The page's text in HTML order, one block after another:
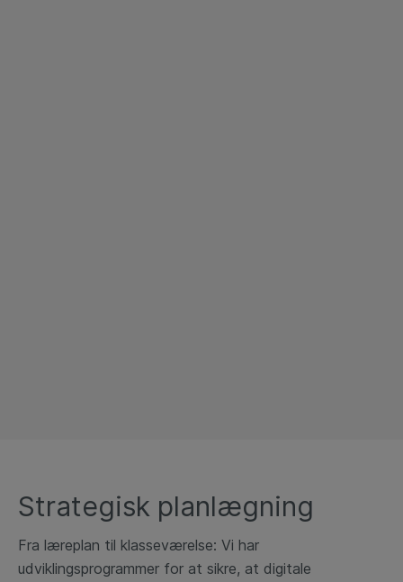
Strategisk planlægning
Fra læreplan til klasseværelse: Vi har
udviklingsprogrammer for at sikre, at digitale